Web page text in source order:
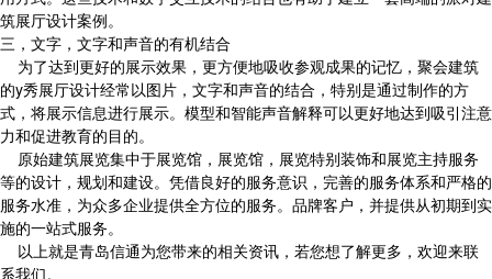
筑展厅设计案例。
三，文字，文字和声音的有机结合
为了达到更好的展示效果，更方便地吸收参观成果的记忆，聚会建筑
的y秀展厅设计经常以图片，文字和声音的结合，特别是通过制作的方
式，将展示信息进行展示。模型和智能声音解释可以更好地达到吸引注意
力和促进教育的目的。
原始建筑展览集中于展览馆，展览馆，展览特别装饰和展览主持服务
等的设计，规划和建设。凭借良好的服务意识，完善的服务体系和严格的
服务水准，为众多企业提供全方位的服务。品牌客户，并提供从初期到实
施的一站式服务。
以上就是青岛信通为您带来的相关资讯，若您想了解更多，欢迎来联
系我们。